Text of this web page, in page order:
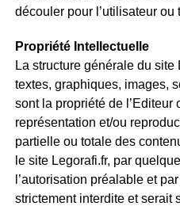
découler pour l’utilisateur ou
Propriété Intellectuelle
La structure générale du
textes, graphiques, images,
sont la propriété de l’Editeur
représentation et/ou
partielle ou totale des
le site Legorafi.fr, par
l’autorisation préalable et
strictement interdite et serait